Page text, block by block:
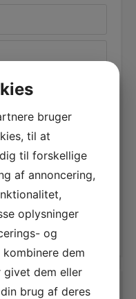
bruger
til at
til forskellige
af annoncering,
oplysninger
og
dem
givet dem eller
brug af deres